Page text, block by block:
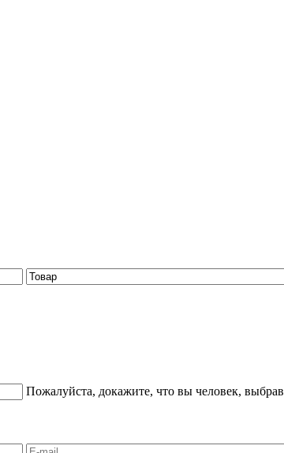
Пожалуйста, докажите, что вы человек, выбрав